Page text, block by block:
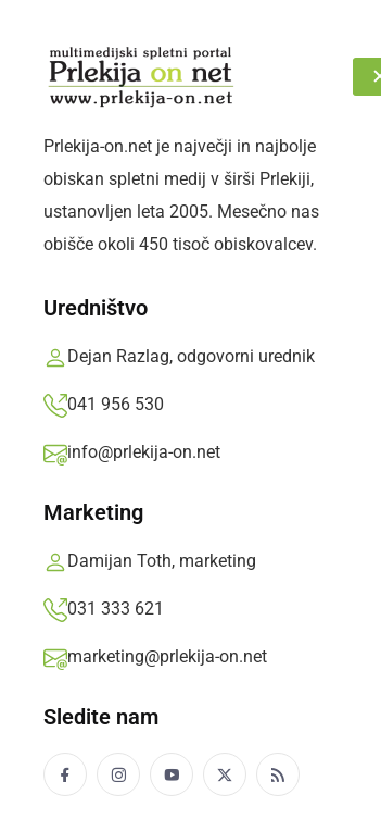
ČETRTEK, 6. AVGUST 2026 Sledite nam:
Prlekija-on.net je največji in najbolje
obiskan spletni medij v širši Prlekiji,
ustanovljen leta 2005. Mesečno nas
obišče okoli 450 tisoč obiskovalcev.
Uredništvo
Dejan Razlag, odgovorni urednik
041 956 530
info@prlekija-on.net
Marketing
Damijan Toth, marketing
031 333 621
marketing@prlekija-on.net
Sledite nam
Naslovnica Črna kronikaMed
Med vožnjo
Traktorist se je v nesreči
Prlekija-on.net,sreda, 10. junij 2026 ob